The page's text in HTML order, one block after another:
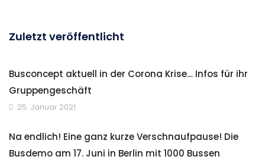
Zuletzt veröffentlicht
Busconcept aktuell in der Corona Krise… Infos für ihr
Gruppengeschäft
25. Januar 2021
Na endlich! Eine ganz kurze Verschnaufpause! Die
Busdemo am 17. Juni in Berlin mit 1000 Bussen